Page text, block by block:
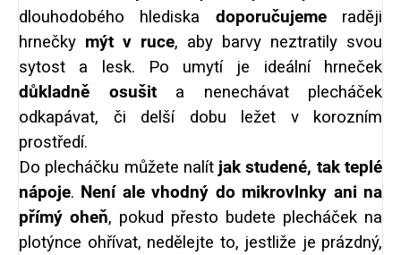
dlouhodobého hlediska doporučujemeraději
hrnečky mýt v ruce, aby barvy neztratily svou
sytost a lesk. Po umytí je ideální hrneček
důkladně osušita nenechávat plecháček
odkapávat, či delší dobu ležet v korozním
prostředí.
Do plecháčku můžete nalít jak studené, tak teplé
nápoje. Není ale vhodný do mikrovlnky ani na
přímý oheň, pokud přesto budete plecháček na
plotýnce ohřívat, nedělejte to, jestliže je prázdný,